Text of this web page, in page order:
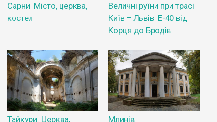
Сарни. Місто, церква,
костел
Величні руїни при трасі
Київ – Львів. Е-40 від
Корця до Бродів
Тайкури. Церква,
Млинів